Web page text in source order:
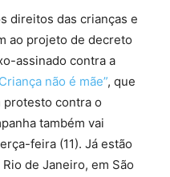
direitos das crianças e
ao projeto de decreto
assinado contra a
não é mãe”, que
contra o
também vai
feira (11). Já estão
de Janeiro, em São